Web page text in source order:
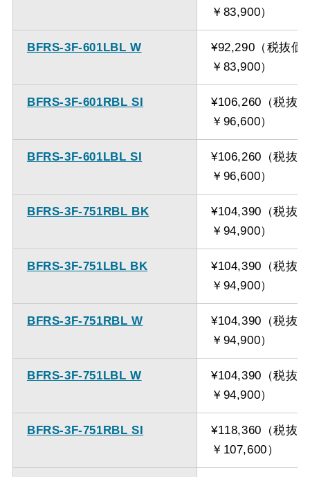
￥83,900）
BFRS-3F-601LBL W
¥92,290（税抜価
￥83,900）
BFRS-3F-601RBL SI
¥106,260（税抜
￥96,600）
BFRS-3F-601LBL SI
¥106,260（税抜
￥96,600）
BFRS-3F-751RBL BK
¥104,390（税抜
￥94,900）
BFRS-3F-751LBL BK
¥104,390（税抜
￥94,900）
BFRS-3F-751RBL W
¥104,390（税抜
￥94,900）
BFRS-3F-751LBL W
¥104,390（税抜
￥94,900）
BFRS-3F-751RBL SI
¥118,360（税抜
￥107,600）